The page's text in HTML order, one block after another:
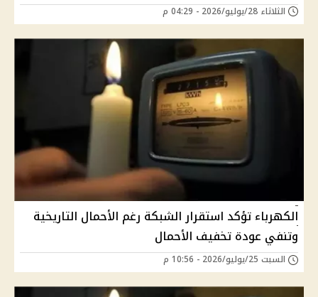
الثلاثاء 28/يوليو/2026 - 04:29 م
الكهرباء تؤكد استقرار الشبكة رغم الأحمال التاريخية
وتنفي عودة تخفيف الأحمال
السبت 25/يوليو/2026 - 10:56 م